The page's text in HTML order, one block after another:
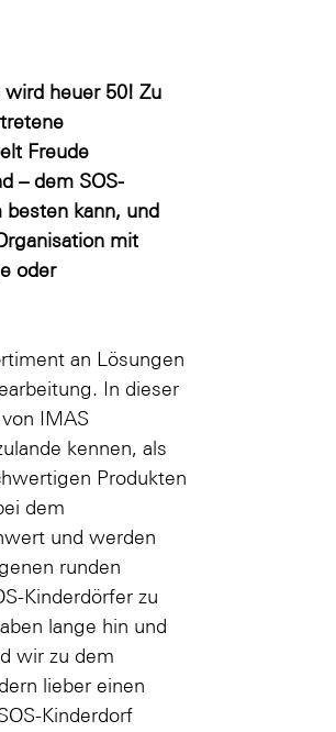
wird heuer 50! Zu
Freude
– dem SOS-
besten kann, und
mit
oder
an Lösungen
In dieser
IMAS
kennen, als
Produkten
dem
und werden
runden
Kinderdörfer zu
lange hin und
wir zu dem
lieber einen
Kinderdorf